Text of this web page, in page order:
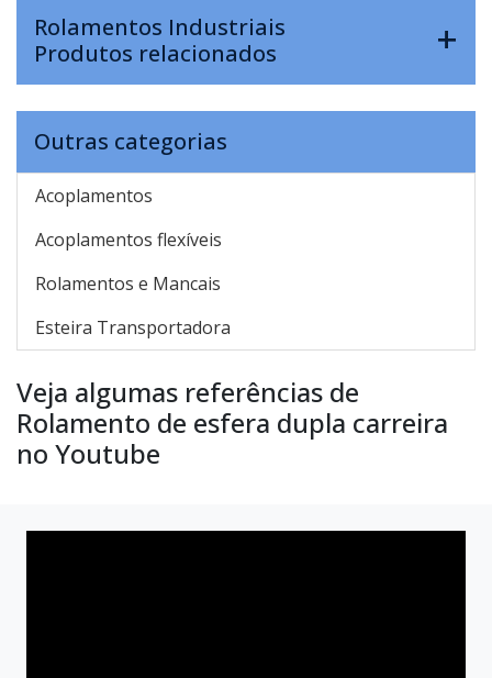
Rolamentos Industriais
Produtos relacionados
Outras categorias
Acoplamentos
Acoplamentos flexíveis
Rolamentos e Mancais
Esteira Transportadora
Veja algumas referências de
Rolamento de esfera dupla carreira
no Youtube